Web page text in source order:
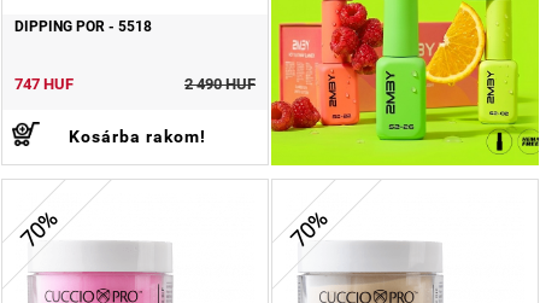
DIPPING POR - 5518
747 HUF 2 490 HUF
Kosárba rakom!
70% 70%